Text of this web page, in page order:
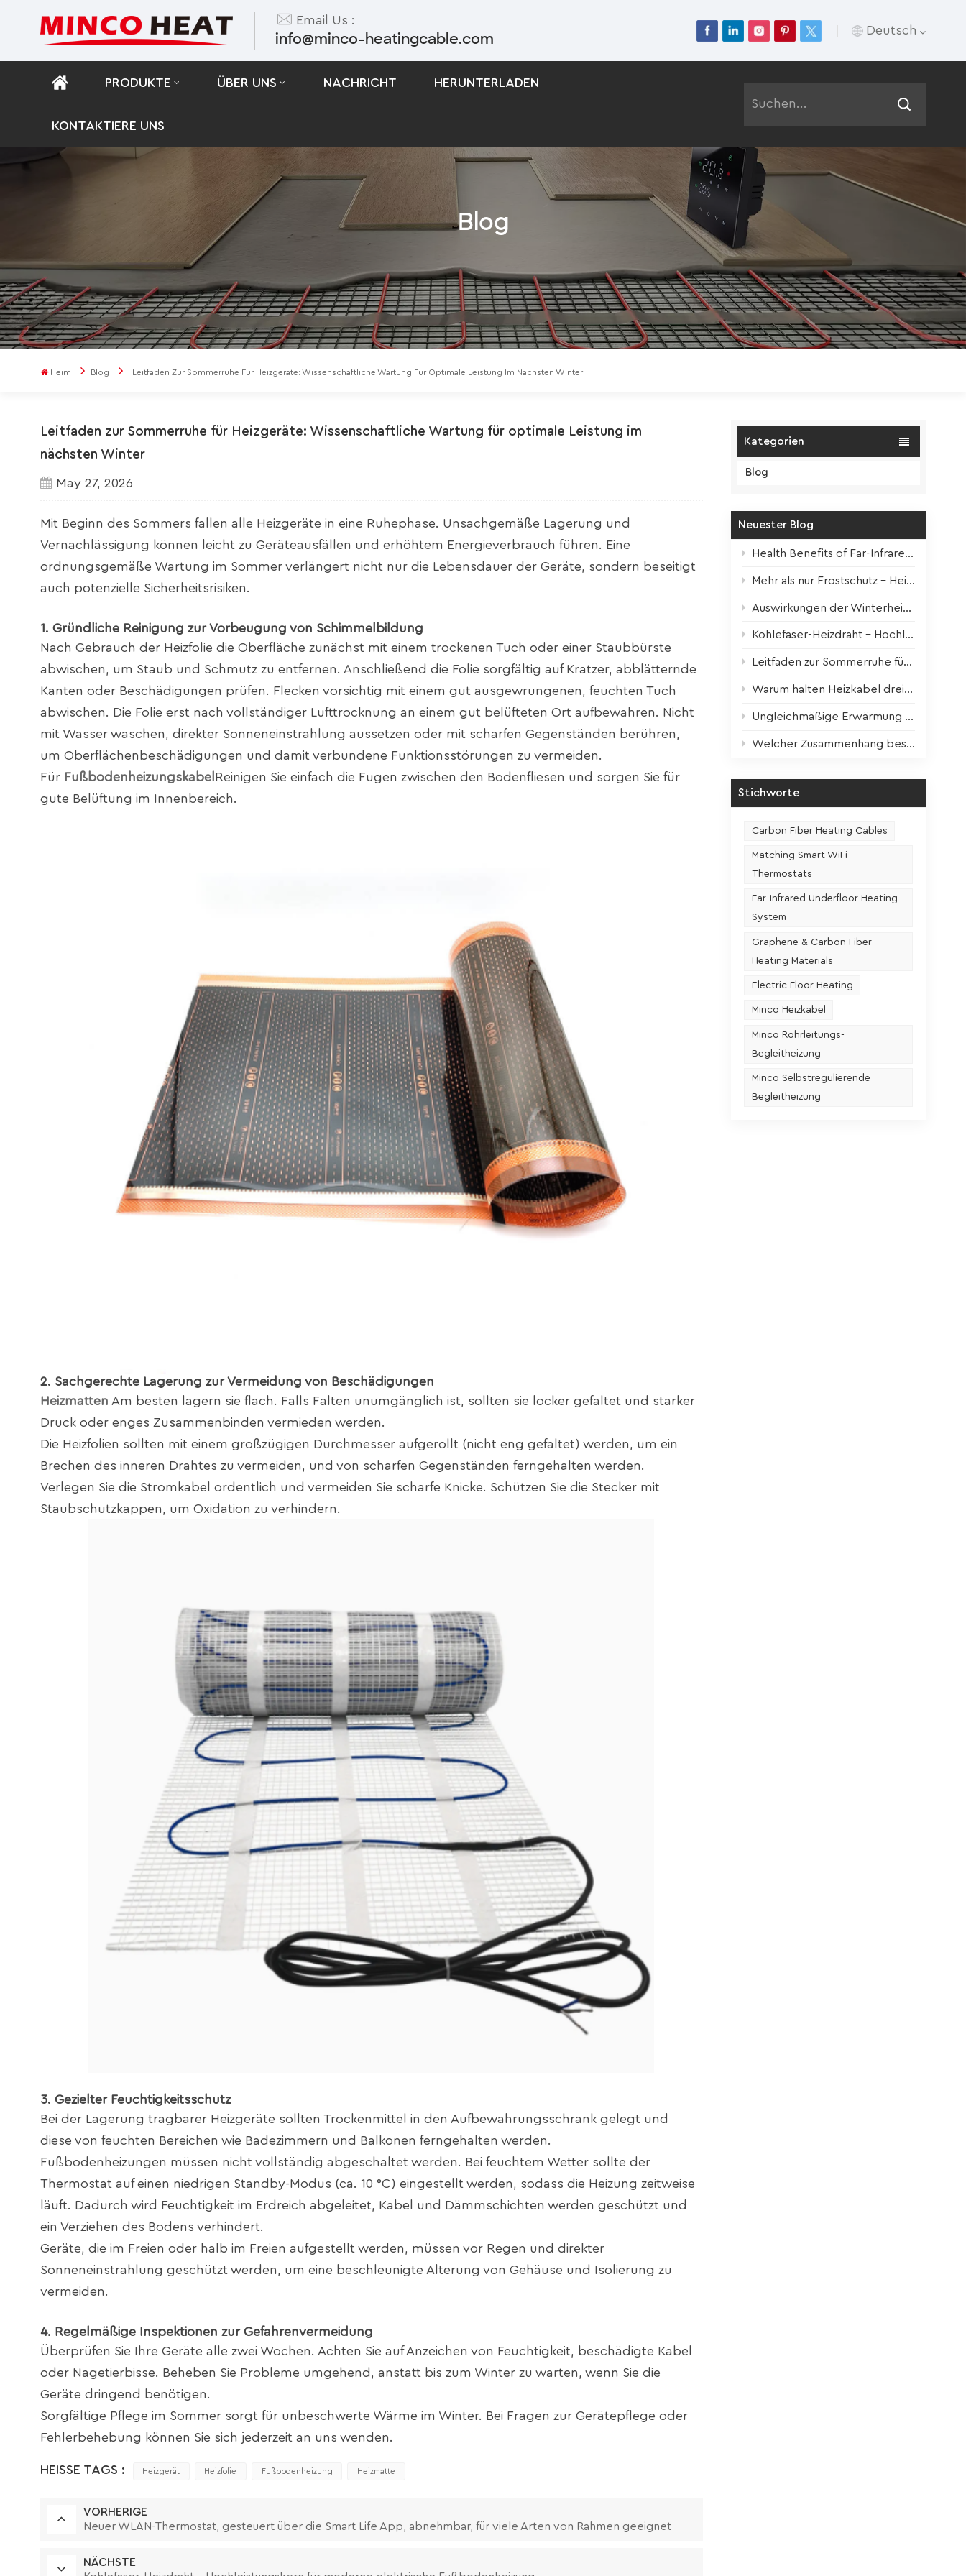
Email Us :
info@minco-heatingcable.com Deutsch
Русский
Español
Português
Polski
PRODUKTE ÜBER UNS NACHRICHT HERUNTERLADEN
KONTAKTIERE UNS
Blog
Heim Blog Leitfaden Zur Sommerruhe Für Heizgeräte: Wissenschaftliche Wartung Für Optimale Leistung Im Nächsten Winter
Kategorien
Blog
Neuester Blog
Health Benefits of Far-Infrared Underfloor Heating
Mehr als nur Frostschutz – Heizbänder für alle Jahreszeiten
Auswirkungen der Winterheizung auf Zimmerpflanzen + Überlebenstipps
Kohlefaser-Heizdraht – Hochleistungskern für moderne elektrische Fußbodenheizung
Leitfaden zur Sommerruhe für Heizgeräte: Wissenschaftliche Wartung für optimale Leistung im nächsten Winter
Warum halten Heizkabel dreimal länger? Der entscheidende Faktor ist enthüllt!
Ungleichmäßige Erwärmung der Heizfolie? Ein Schritt zur Lösung!
Welcher Zusammenhang besteht zwischen der Nutzungshäufigkeit und der Lebensdauer eines Sitzheizungssitzes?
Stichworte
Carbon Fiber Heating Cables
Matching Smart WiFi
Thermostats
Far-Infrared Underfloor Heating
System
Graphene & Carbon Fiber
Heating Materials
Electric Floor Heating
Minco Heizkabel
Minco Rohrleitungs-
Begleitheizung
Minco Selbstregulierende
Begleitheizung
Leitfaden zur Sommerruhe für Heizgeräte: Wissenschaftliche Wartung für optimale Leistung im
nächsten Winter
May 27, 2026
Mit Beginn des Sommers fallen alle Heizgeräte in eine Ruhephase. Unsachgemäße Lagerung und
Vernachlässigung können leicht zu Geräteausfällen und erhöhtem Energieverbrauch führen. Eine
ordnungsgemäße Wartung im Sommer verlängert nicht nur die Lebensdauer der Geräte, sondern beseitigt
auch potenzielle Sicherheitsrisiken.
1. Gründliche Reinigung zur Vorbeugung von Schimmelbildung
Nach Gebrauch der Heizfolie die Oberfläche zunächst mit einem trockenen Tuch oder einer Staubbürste
abwischen, um Staub und Schmutz zu entfernen. Anschließend die Folie sorgfältig auf Kratzer, abblätternde
Kanten oder Beschädigungen prüfen. Flecken vorsichtig mit einem gut ausgewrungenen, feuchten Tuch
abwischen. Die Folie erst nach vollständiger Lufttrocknung an einem gut belüfteten Ort aufbewahren. Nicht
mit Wasser waschen, direkter Sonneneinstrahlung aussetzen oder mit scharfen Gegenständen berühren,
um Oberflächenbeschädigungen und damit verbundene Funktionsstörungen zu vermeiden.
Für Fußbodenheizungskabel Reinigen Sie einfach die Fugen zwischen den Bodenfliesen und sorgen Sie für
gute Belüftung im Innenbereich.
2. Sachgerechte Lagerung zur Vermeidung von Beschädigungen
Heizmatten Am besten lagern sie flach. Falls Falten unumgänglich ist, sollten sie locker gefaltet und starker
Druck oder enges Zusammenbinden vermieden werden.
Die Heizfolien sollten mit einem großzügigen Durchmesser aufgerollt (nicht eng gefaltet) werden, um ein
Brechen des inneren Drahtes zu vermeiden, und von scharfen Gegenständen ferngehalten werden.
Verlegen Sie die Stromkabel ordentlich und vermeiden Sie scharfe Knicke. Schützen Sie die Stecker mit
Staubschutzkappen, um Oxidation zu verhindern.
3. Gezielter Feuchtigkeitsschutz
Bei der Lagerung tragbarer Heizgeräte sollten Trockenmittel in den Aufbewahrungsschrank gelegt und
diese von feuchten Bereichen wie Badezimmern und Balkonen ferngehalten werden.
Fußbodenheizungen müssen nicht vollständig abgeschaltet werden. Bei feuchtem Wetter sollte der
Thermostat auf einen niedrigen Standby-Modus (ca. 10 °C) eingestellt werden, sodass die Heizung zeitweise
läuft. Dadurch wird Feuchtigkeit im Erdreich abgeleitet, Kabel und Dämmschichten werden geschützt und
ein Verziehen des Bodens verhindert.
Geräte, die im Freien oder halb im Freien aufgestellt werden, müssen vor Regen und direkter
Sonneneinstrahlung geschützt werden, um eine beschleunigte Alterung von Gehäuse und Isolierung zu
vermeiden.
4. Regelmäßige Inspektionen zur Gefahrenvermeidung
Überprüfen Sie Ihre Geräte alle zwei Wochen. Achten Sie auf Anzeichen von Feuchtigkeit, beschädigte Kabel
oder Nagetierbisse. Beheben Sie Probleme umgehend, anstatt bis zum Winter zu warten, wenn Sie die
Geräte dringend benötigen.
Sorgfältige Pflege im Sommer sorgt für unbeschwerte Wärme im Winter. Bei Fragen zur Gerätepflege oder
Fehlerbehebung können Sie sich jederzeit an uns wenden.
HEISSE TAGS : Heizgerät Heizfolie Fußbodenheizung Heizmatte
VORHERIGE
Neuer WLAN-Thermostat, gesteuert über die Smart Life App, abnehmbar, für viele Arten von Rahmen geeignet
NÄCHSTE